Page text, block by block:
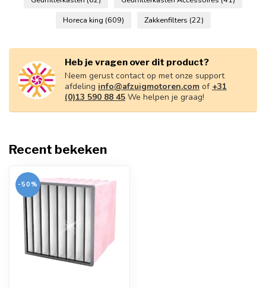
Horeca king (609) Zakkenfilters (22)
Heb je vragen over dit product?
Neem gerust contact op met onze support
afdeling info@afzuigmotoren.com of +31
(0)13 590 88 45 We helpen je graag!
Recent bekeken
-50%